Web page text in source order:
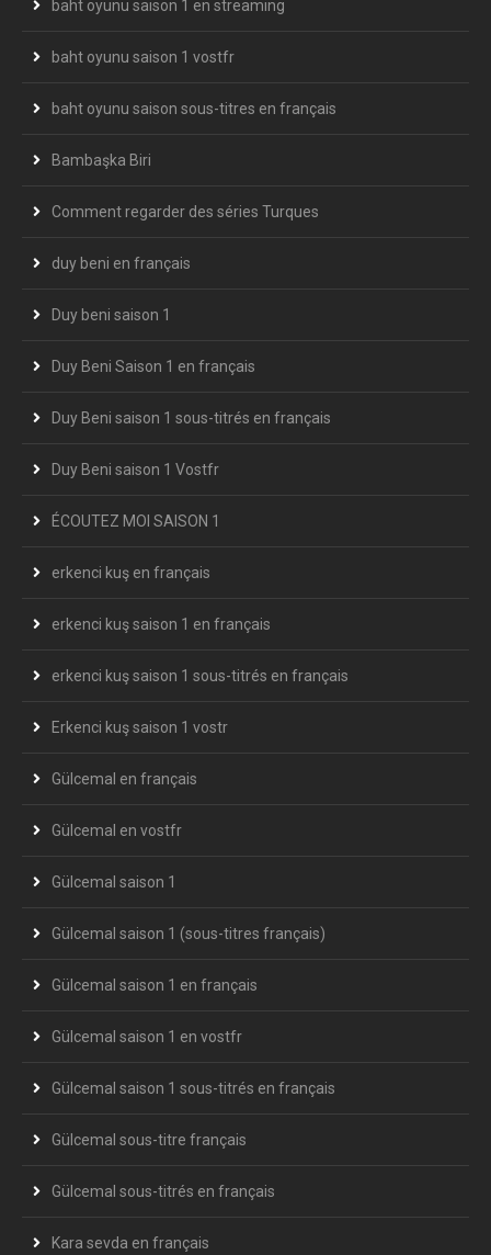
baht oyunu saison 1 en streaming
baht oyunu saison 1 vostfr
baht oyunu saison sous-titres en français
Bambaşka Biri
Comment regarder des séries Turques
duy beni en français
Duy beni saison 1
Duy Beni Saison 1 en français
Duy Beni saison 1 sous-titrés en français
Duy Beni saison 1 Vostfr
ÉCOUTEZ MOI SAISON 1
erkenci kuş en français
erkenci kuş saison 1 en français
erkenci kuş saison 1 sous-titrés en français
Erkenci kuş saison 1 vostr
Gülcemal en français
Gülcemal en vostfr
Gülcemal saison 1
Gülcemal saison 1 (sous-titres français)
Gülcemal saison 1 en français
Gülcemal saison 1 en vostfr
Gülcemal saison 1 sous-titrés en français
Gülcemal sous-titre français
Gülcemal sous-titrés en français
Kara sevda en français